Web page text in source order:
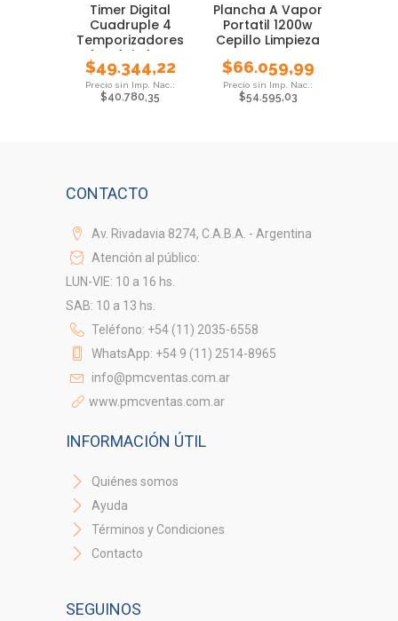
Timer Digital
Cuadruple 4
Temporizadores
Luft Reloj Alarma
$49.344,22
$40.780,35
Plancha A Vapor
Portatil 1200w
Cepillo Limpieza
$66.059,99
$54.595,03
CONTACTO
Av. Rivadavia 8274, C.A.B.A. - Argentina
Atención al público:
LUN-VIE: 10 a 16 hs.
SAB: 10 a 13 hs.
Teléfono: +54 (11) 2035-6558
WhatsApp: +54 9 (11) 2514-8965
info@pmcventas.com.ar
www.pmcventas.com.ar
INFORMACIÓN ÚTIL
Quiénes somos
Ayuda
Términos y Condiciones
Contacto
SEGUINOS